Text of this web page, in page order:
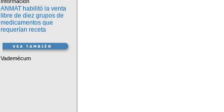
ANMAT habilitó la venta
libre de diez grupos de
medicamentos que
requerían receta
Vademécum